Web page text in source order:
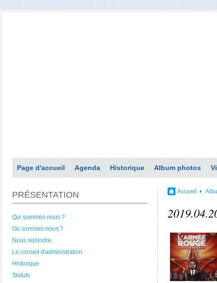
Page d'accueil Agenda Historique Album photos
PRÉSENTATION
Qui sommes-nous ?
Où sommes-nous ?
Nous rejoindre
Le conseil d'administration
Historique
Statuts
Accueil